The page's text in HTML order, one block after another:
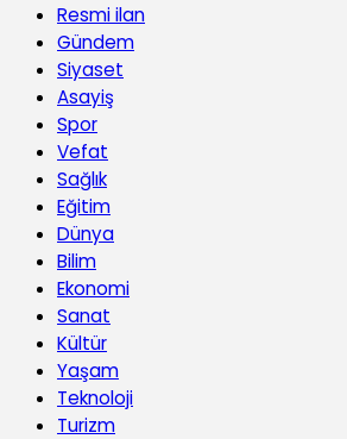
Resmi ilan
Gündem
Siyaset
Asayiş
Spor
Vefat
Sağlık
Eğitim
Dünya
Bilim
Ekonomi
Sanat
Kültür
Yaşam
Teknoloji
Turizm